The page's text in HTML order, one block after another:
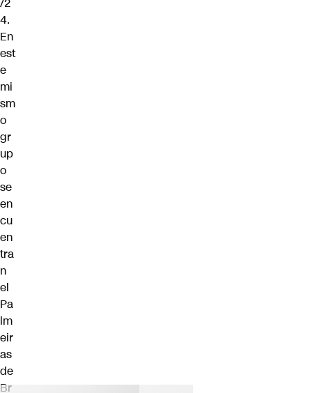
4.
En
est
e
mi
sm
o
gr
up
o
se
en
cu
en
tra
n
el
Pa
lm
eir
as
de
Br